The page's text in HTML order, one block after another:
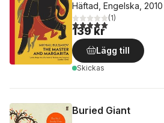
Häftad, Engelska, 2010
5,0utav 5 stjärnor.
(1)
139 kr
Lägg till
Skickas
Buried Giant